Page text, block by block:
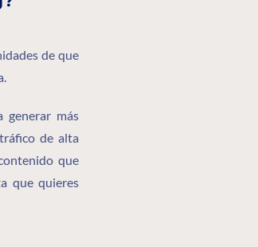
de que
generar más
de alta
que
que quieres